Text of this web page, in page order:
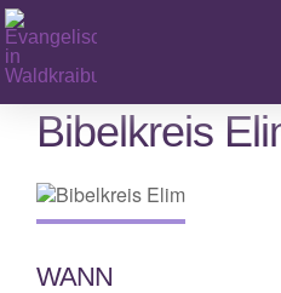
Zum
Inhalt
springen
Bibelkreis
WANN